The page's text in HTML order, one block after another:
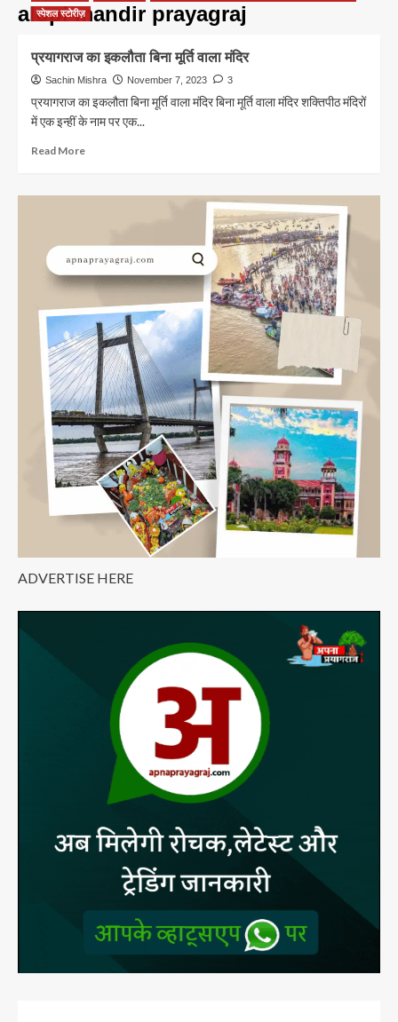
alopi mandir prayagraj
स्पेशल स्टोरीज़
प्रयागराज का इकलौता बिना मूर्ति वाला मंदिर
Sachin Mishra November 7, 2023 3
प्रयागराज का इकलौता बिना मूर्ति वाला मंदिर बिना मूर्ति वाला मंदिर शक्तिपीठ मंदिरों
में एक इन्हीं के नाम पर एक...
Read MoreRead
प्रयागराज
बिना
मूर्ति
वाला
ADVERTISE HERE